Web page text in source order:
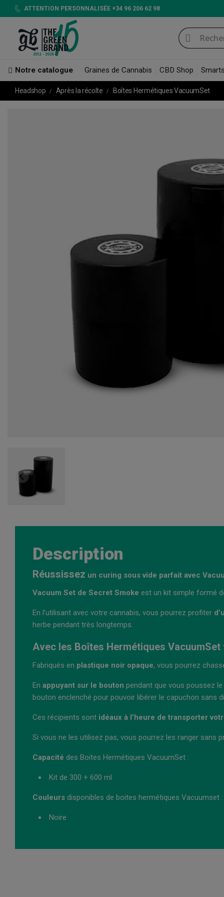
ATTENTION PERSONNALISÉE +34 96 206 62 98
Notre catalogue Graines de Cannabis CBD Shop
Headshop Après la récolte Boîtes Hermétiques VacuumSet
Description
Réussissez un curing sous vide parfait avec
Vacuum Set de Secret Smoke est un kit simple formé
En l’utilisant avec votre cannabis, vous pourrez profiter
herbe pendant très longtemps.
Avec les Boîtes Hermétiques
Fabriqués en plastique noir opaque, vous pourrez
En appuyant sur le bouton pendant que vous poussez
bouton enclenché pour pouvoir libérer le capuchon sans
Ces récipients sont idéaux à l’heure de transporter
Si vous ne les utilisez pas, vous pourrez les ranger sans
Capacité des Boites Hermétiques VacuumSet :
Kit de 300 + 600 ml
Couleurs disponibles de boites hermétiques Vacuumset :
Noire